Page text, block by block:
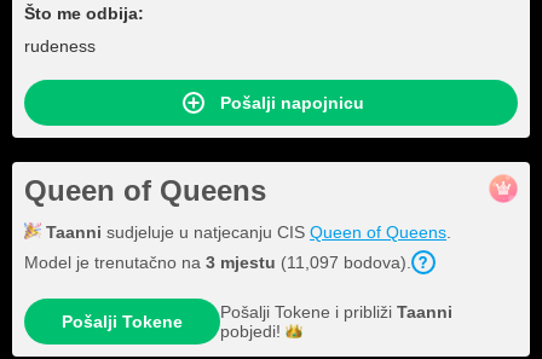
Što me odbija:
rudeness
Pošalji napojnicu
Queen of Queens
Taanni sudjeluje u natjecanju CIS Queen of Queens
Model je trenutačno na 3 mjestu (11,097 bodova).
Pošalji Tokene Pošalji Tokene i približi Taanni
pobjedi!